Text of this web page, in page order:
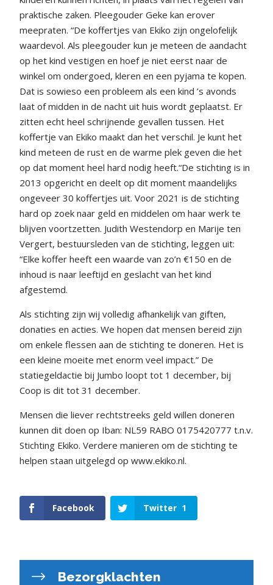
praktische zaken. Pleegouder Geke kan erover
meepraten. “De koffertjes van Ekiko zijn ongelofelijk
waardevol. Als pleegouder kun je meteen de aandacht
op het kind vestigen en hoef je niet eerst naar de
winkel om ondergoed, kleren en een pyjama te kopen.
Dat is sowieso een probleem als een kind ’s avonds
laat of midden in de nacht uit huis wordt geplaatst. Er
zitten echt heel schrijnende gevallen tussen. Het
koffertje van Ekiko maakt dan het verschil. Je kunt het
kind meteen de rust en de warme plek geven die het
op dat moment heel hard nodig heeft.“De stichting is in
2013 opgericht en deelt op dit moment maandelijks
ongeveer 30 koffertjes uit. Voor 2021 is de stichting
hard op zoek naar geld en middelen om haar werk te
blijven voortzetten. Judith Westendorp en Marije ten
Vergert, bestuursleden van de stichting, leggen uit:
“Elke koffer heeft een waarde van zo’n €150 en de
inhoud is naar leeftijd en geslacht van het kind
afgestemd.
Als stichting zijn wij volledig afhankelijk van giften,
donaties en acties. We hopen dat mensen bereid zijn
om enkele flessen aan de stichting te doneren. Het is
een kleine moeite met enorm veel impact.” De
statiegeldactie bij Jumbo loopt tot 1 december, bij
Coop is dit tot 31 december.
Mensen die liever rechtstreeks geld willen doneren
kunnen dit doen op Iban: NL59 RABO 0175420777 t.n.v.
Stichting Ekiko. Verdere manieren om de stichting te
helpen staan uitgelegd op www.ekiko.nl.
Facebook Twitter 1
Bezorgklachten